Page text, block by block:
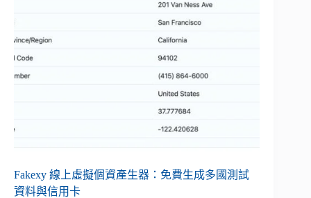
Fakexy 線上虛擬個資產生器：免費生成多國測試
資料與信用卡